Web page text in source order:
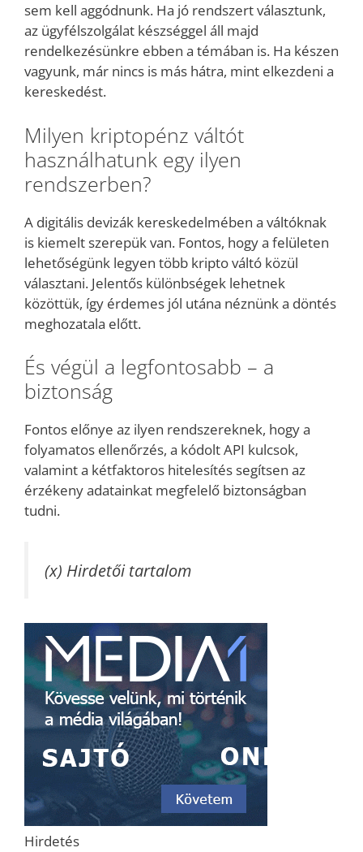
sem kell aggódnunk. Ha jó rendszert választunk,
az ügyfélszolgálat készséggel áll majd
rendelkezésünkre ebben a témában is. Ha készen
vagyunk, már nincs is más hátra, mint elkezdeni a
kereskedést.
Milyen kriptopénz váltót
használhatunk egy ilyen
rendszerben?
A digitális devizák kereskedelmében a váltóknak
is kiemelt szerepük van. Fontos, hogy a felületen
lehetőségünk legyen több kripto váltó közül
választani. Jelentős különbségek lehetnek
közöttük, így érdemes jól utána néznünk a döntés
meghozatala előtt.
És végül a legfontosabb – a
biztonság
Fontos előnye az ilyen rendszereknek, hogy a
folyamatos ellenőrzés, a kódolt API kulcsok,
valamint a kétfaktoros hitelesítés segítsen az
érzékeny adatainkat megfelelő biztonságban
tudni.
(x) Hirdetői tartalom
Hirdetés